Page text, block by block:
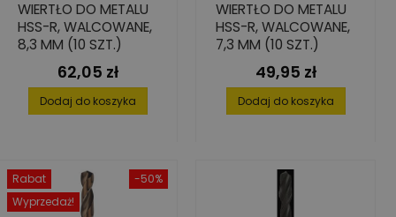
WIERTŁO DO METALU
HSS-R, WALCOWANE,
8,3 MM (10 SZT.)
Cena
62,05 zł
Dodaj do koszyka
WIERTŁO DO METALU
HSS-R, WALCOWANE,
7,3 MM (10 SZT.)
Cena
49,95 zł
Dodaj do koszyka
-50%
Rabat
Wyprzedaż!